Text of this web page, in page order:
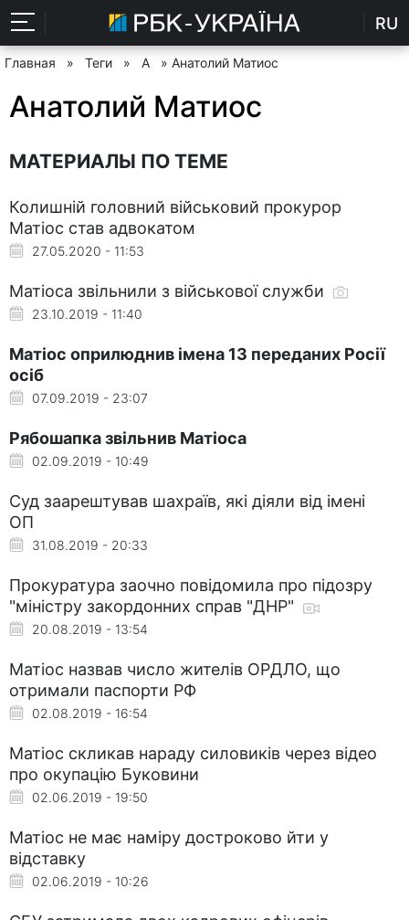
RU
Главная » Теги » А » Анатолий Матиос
Анатолий Матиос
МАТЕРИАЛЫ ПО ТЕМЕ
Колишній головний військовий прокурор
Матіос став адвокатом
27.05.2020 - 11:53
Матіоса звільнили з військової служби
23.10.2019 - 11:40
Матіос оприлюднив імена 13 переданих Росії
осіб
07.09.2019 - 23:07
Рябошапка звільнив Матіоса
02.09.2019 - 10:49
Суд заарештував шахраїв, які діяли від імені
ОП
31.08.2019 - 20:33
Прокуратура заочно повідомила про підозру
"міністру закордонних справ "ДНР"
20.08.2019 - 13:54
Матіос назвав число жителів ОРДЛО, що
отримали паспорти РФ
02.08.2019 - 16:54
Матіос скликав нараду силовиків через відео
про окупацію Буковини
02.06.2019 - 19:50
Матіос не має наміру достроково йти у
відставку
02.06.2019 - 10:26